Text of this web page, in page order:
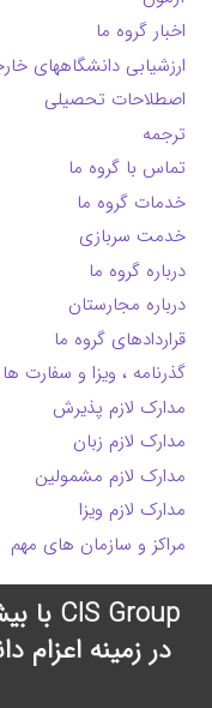
اخبار گروه ما
ارزشیابی دانشگاههای
اصطلاحات تحصیلی
ترجمه
تماس با گروه ما
خدمات گروه ما
خدمت سربازی
درباره گروه ما
درباره مجارستان
قراردادهای گروه ما
گذرنامه ، ویزا و سفارت ها
مدارک لازم پذیرش
مدارک لازم زبان
مدارک لازم مشمولین
مدارک لازم ویزا
مراکز و سازمان های مهم
در زمینه اعزام